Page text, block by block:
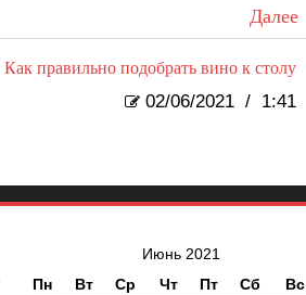
Далее
Как правильно подобрать вино к столу
02/06/2021 / 1:41
Июнь 2021
Пн
Вт Ср Чт Пт Сб
Вс